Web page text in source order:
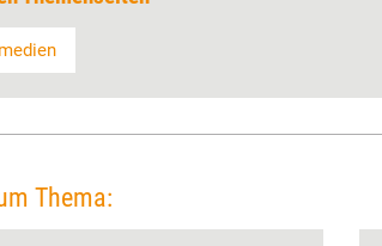
Thema: